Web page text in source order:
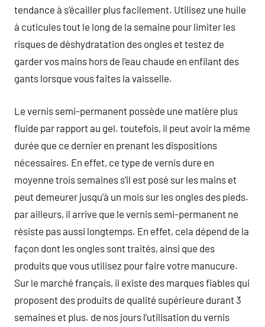
tendance à s’écailler plus facilement. Utilisez une huile
à cuticules tout le long de la semaine pour limiter les
risques de déshydratation des ongles et testez de
garder vos mains hors de l’eau chaude en enfilant des
gants lorsque vous faites la vaisselle.
Le vernis semi-permanent possède une matière plus
fluide par rapport au gel. toutefois, il peut avoir la même
durée que ce dernier en prenant les dispositions
nécessaires. En effet, ce type de vernis dure en
moyenne trois semaines s’il est posé sur les mains et
peut demeurer jusqu’à un mois sur les ongles des pieds.
par ailleurs, il arrive que le vernis semi-permanent ne
résiste pas aussi longtemps. En effet, cela dépend de la
façon dont les ongles sont traités, ainsi que des
produits que vous utilisez pour faire votre manucure.
Sur le marché français, il existe des marques fiables qui
proposent des produits de qualité supérieure durant 3
semaines et plus. de nos jours l’utilisation du vernis